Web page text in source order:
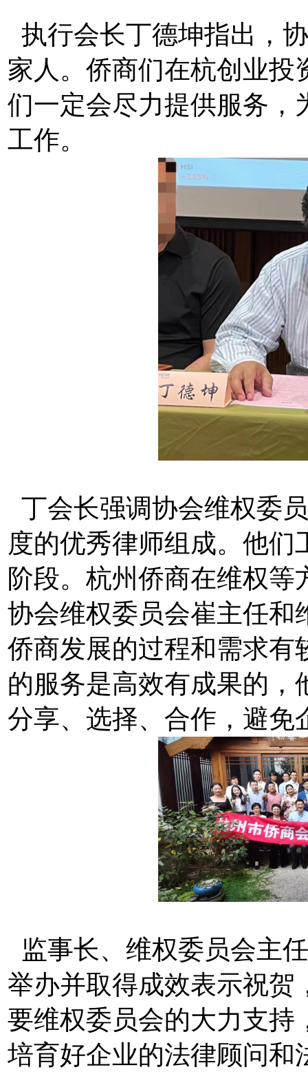
执行会长丁德坤指出，
家人。侨商们在杭创业投
们一定会尽力提供服务，
工作。
丁会长强调协会维权委
度的优秀律师组成。他
阶段。杭州侨商在维权
协会维权委员会崔主任和
侨商发展的过程和需求有
的服务是高效有成果的，
分享、选择、合作，避免
监事长、维权委员会主
举办并取得成效表示祝贺
要维权委员会的大力支持
培育好企业的法律顾问和